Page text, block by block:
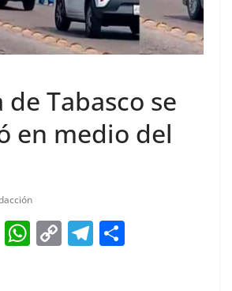
de Tabasco se
en medio del
E W C T